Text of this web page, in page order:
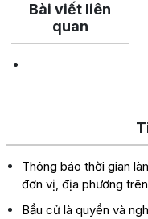
Bài viết liên
quan
Thông báo thời gian
đơn vị, địa phương
Bầu cử là quyền và